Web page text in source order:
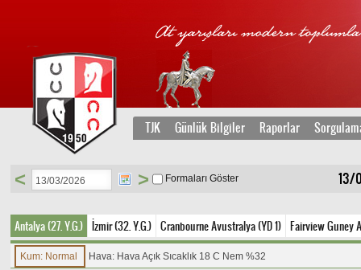
TJK Günlük Bilgiler Raporlar
13/
< > Formaları Göster
Antalya (27. Y.G.) İzmir (32. Y.G.) Cranbourne Avustralya (YD 1) Fairview Guney
Kum: Normal Hava: Hava Açık Sıcaklık 18 C Nem %32